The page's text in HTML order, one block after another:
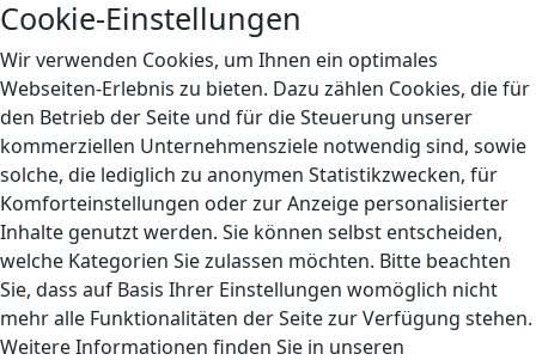
Cookie-Einstellungen
Wir verwenden Cookies, um Ihnen ein optimales
Webseiten-Erlebnis zu bieten. Dazu zählen Cookies, die für
den Betrieb der Seite und für die Steuerung unserer
kommerziellen Unternehmensziele notwendig sind, sowie
solche, die lediglich zu anonymen Statistikzwecken, für
Komforteinstellungen oder zur Anzeige personalisierter
Inhalte genutzt werden. Sie können selbst entscheiden,
welche Kategorien Sie zulassen möchten. Bitte beachten
Sie, dass auf Basis Ihrer Einstellungen womöglich nicht
mehr alle Funktionalitäten der Seite zur Verfügung stehen.
Weitere Informationen finden Sie in unseren